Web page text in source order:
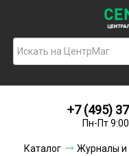
+7 (495)
Пн-Пт
Каталог Журналы и